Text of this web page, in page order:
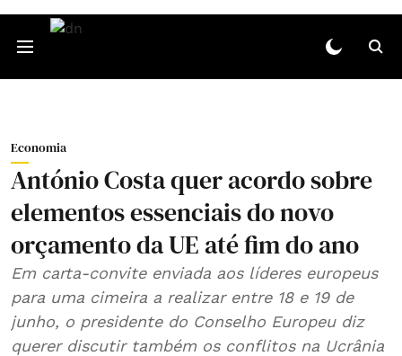
Economia
António Costa quer acordo sobre
elementos essenciais do novo
orçamento da UE até fim do ano
Em carta-convite enviada aos líderes europeus
para uma cimeira a realizar entre 18 e 19 de
junho, o presidente do Conselho Europeu diz
querer discutir também os conflitos na Ucrânia